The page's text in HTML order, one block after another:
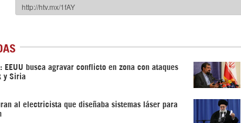
EEUU busca agravar conflicto en zona con ataques
y Siria
al electricista que diseñaba sistemas láser para